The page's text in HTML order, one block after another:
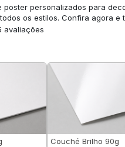
poster personalizados para
os estilos. Confira agora e
avaliações
Couché Brilho 90g